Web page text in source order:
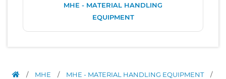
MHE - MATERIAL HANDLING
EQUIPMENT
/ MHE / MHE - MATERIAL HANDLING EQUIPMENT
/